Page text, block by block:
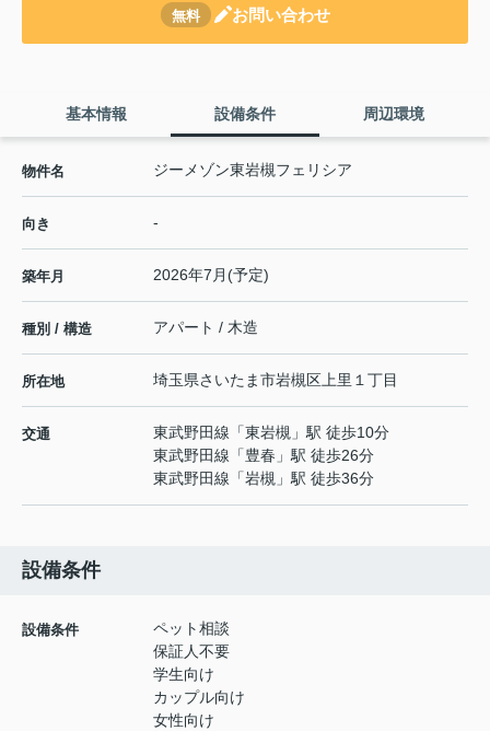
無料 お問い合わせ
基本情報 設備条件 周辺環境
物件名 ジーメゾン東岩槻フェリシア
向き -
築年月 2026年7月(予定)
種別 / 構造 アパート / 木造
所在地 埼玉県さいたま市岩槻区上里 １丁目
交通 東武野田線 「東岩槻 」駅 徒歩10分
東武野田線 「豊春 」駅 徒歩26分
東武野田線 「岩槻 」駅 徒歩36分
設備条件
設備条件
ペット相談
保証人不要
学生向け
カップル向け
女性向け